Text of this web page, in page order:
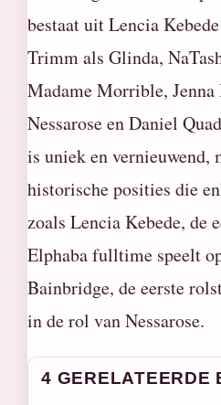
bestaat uit Lencia
Trimm als Glinda,
Madame Morrible,
Nessarose en Daniel
is uniek en vernieuwend,
historische posities die
zoals Lencia Kebede, de
Elphaba fulltime speelt
Bainbridge, de eerste
in de rol van Nessarose.
4 GERELATEERDE